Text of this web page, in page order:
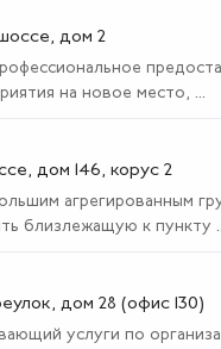
дом 2
на новое место, ...
дом 146, корус 2
агрегированным
близлежащую к пункту
дом 28 (офис 130)
услуги по